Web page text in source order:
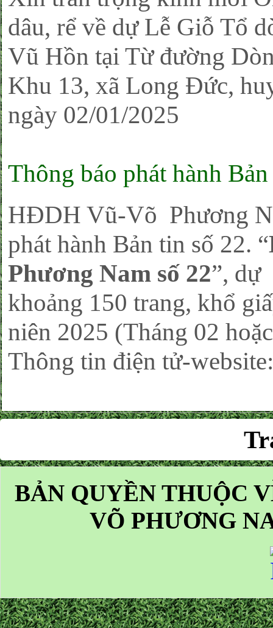
dâu, rể về dự Lễ Giỗ Tổ
Vũ Hồn tại Từ đường
Khu 13, xã Long Đức,
ngày 02/01/2025
Thông báo phát hành
HĐDH Vũ-Võ Phương
phát hành Bản tin số 22. “
Phương Nam số 22”, dự
khoảng 150 trang, khổ
niên 2025 (Tháng 02
Thông tin điện tử-
BẢN QUYỀN THUỘC
VÕ PHƯƠNG